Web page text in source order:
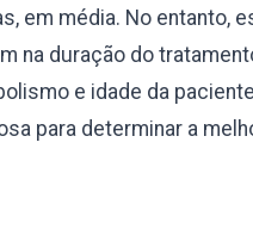
em média. No entanto,
na duração do
e idade da
para determinar a